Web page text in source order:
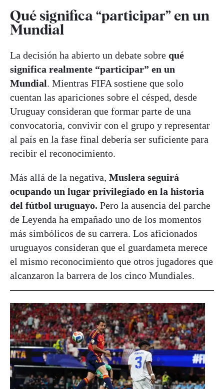
Qué significa “participar” en un
Mundial
La decisión ha abierto un debate sobre qué
significa realmente “participar” en un
Mundial. Mientras FIFA sostiene que solo
cuentan las apariciones sobre el césped, desde
Uruguay consideran que formar parte de una
convocatoria, convivir con el grupo y representar
al país en la fase final debería ser suficiente para
recibir el reconocimiento.
Más allá de la negativa, Muslera seguirá
ocupando un lugar privilegiado en la historia
del fútbol uruguayo. Pero la ausencia del parche
de Leyenda ha empañado uno de los momentos
más simbólicos de su carrera. Los aficionados
uruguayos consideran que el guardameta merece
el mismo reconocimiento que otros jugadores que
alcanzaron la barrera de los cinco Mundiales.